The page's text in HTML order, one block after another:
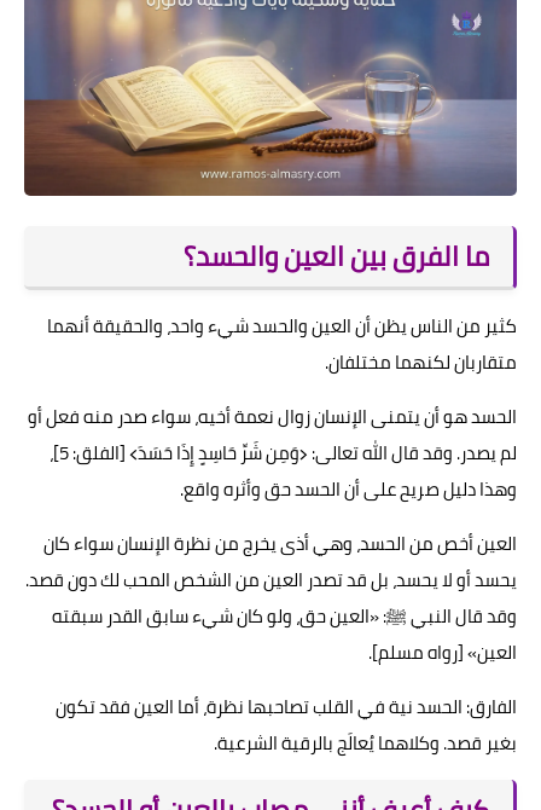
ما الفرق بين العين والحسد؟
كثير من الناس يظن أن العين والحسد شيء واحد، والحقيقة أنهما
متقاربان لكنهما مختلفان.
الحسد هو أن يتمنى الإنسان زوال نعمة أخيه، سواء صدر منه فعل أو
لم يصدر. وقد قال الله تعالى: ﴿وَمِن شَرِّ حَاسِدٍ إِذَا حَسَدَ﴾ [الفلق: 5]،
وهذا دليل صريح على أن الحسد حق وأثره واقع.
العين أخص من الحسد، وهي أذى يخرج من نظرة الإنسان سواء كان
يحسد أو لا يحسد، بل قد تصدر العين من الشخص المحب لك دون قصد.
وقد قال النبي ﷺ: «العين حق، ولو كان شيء سابق القدر سبقته
العين» [رواه مسلم].
الفارق: الحسد نية في القلب تصاحبها نظرة، أما العين فقد تكون
بغير قصد. وكلاهما يُعالَج بالرقية الشرعية.